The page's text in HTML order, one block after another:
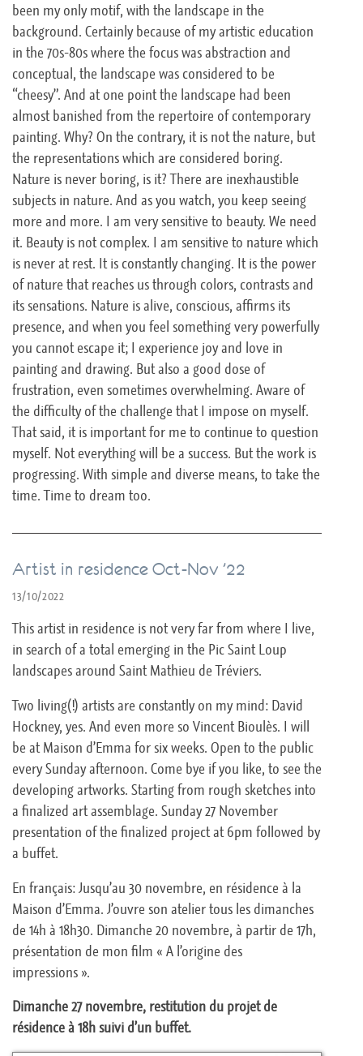
been my only motif, with the landscape in the
background. Certainly because of my artistic education
in the 70s-80s where the focus was abstraction and
conceptual, the landscape was considered to be
“cheesy”. And at one point the landscape had been
almost banished from the repertoire of contemporary
painting. Why? On the contrary, it is not the nature, but
the representations which are considered boring.
Nature is never boring, is it? There are inexhaustible
subjects in nature. And as you watch, you keep seeing
more and more. I am very sensitive to beauty. We need
it. Beauty is not complex. I am sensitive to nature which
is never at rest. It is constantly changing. It is the power
of nature that reaches us through colors, contrasts and
its sensations. Nature is alive, conscious, affirms its
presence, and when you feel something very powerfully
you cannot escape it; I experience joy and love in
painting and drawing. But also a good dose of
frustration, even sometimes overwhelming. Aware of
the difficulty of the challenge that I impose on myself.
That said, it is important for me to continue to question
myself. Not everything will be a success. But the work is
progressing. With simple and diverse means, to take the
time. Time to dream too.
Artist in residence Oct-Nov ’22
13/10/2022
This artist in residence is not very far from where I live,
in search of a total emerging in the Pic Saint Loup
landscapes around Saint Mathieu de Tréviers.
Two living(!) artists are constantly on my mind: David
Hockney, yes. And even more so Vincent Bioulès. I will
be at Maison d’Emma for six weeks. Open to the public
every Sunday afternoon. Come bye if you like, to see the
developing artworks. Starting from rough sketches into
a finalized art assemblage. Sunday 27 November
presentation of the finalized project at 6pm followed by
a buffet.
En français: Jusqu’au 30 novembre, en résidence à la
Maison d’Emma. J’ouvre son atelier tous les dimanches
de 14h à 18h30. Dimanche 20 novembre, à partir de 17h,
présentation de mon film « A l’origine des
impressions ».
Dimanche 27 novembre, restitution du projet de
résidence à 18h suivi d’un buffet.